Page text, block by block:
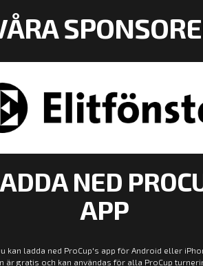
NED
APP
kan ladda ned ProCup's app för Android eller
är gratis och kan användas för alla ProCup